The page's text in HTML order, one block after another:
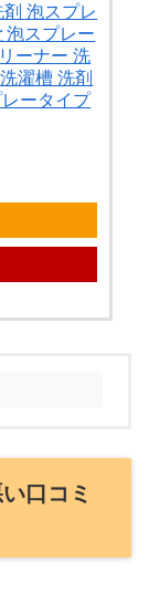
泡スプレ
泡スプレー
ーナー 洗
濯槽 洗剤
ータイプ
口コミ